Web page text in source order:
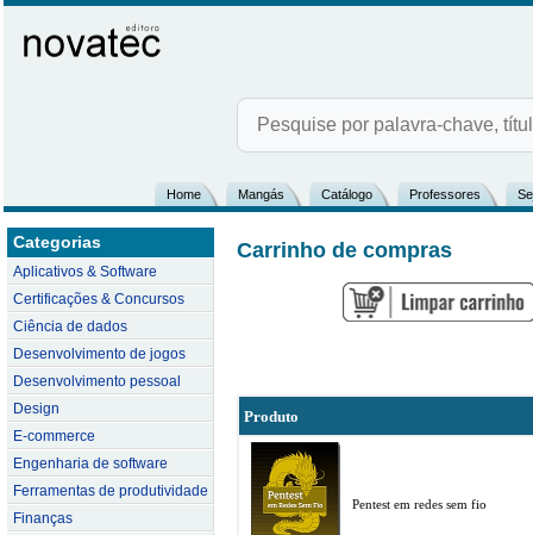
Home Mangás Catálogo Professores
Categorias
Aplicativos & Software
Certificações & Concursos
Ciência de dados
Desenvolvimento de jogos
Desenvolvimento pessoal
Design
E-commerce
Engenharia de software
Ferramentas de produtividade
Finanças
Carrinho de compras
Produto
Pentest em redes sem fio